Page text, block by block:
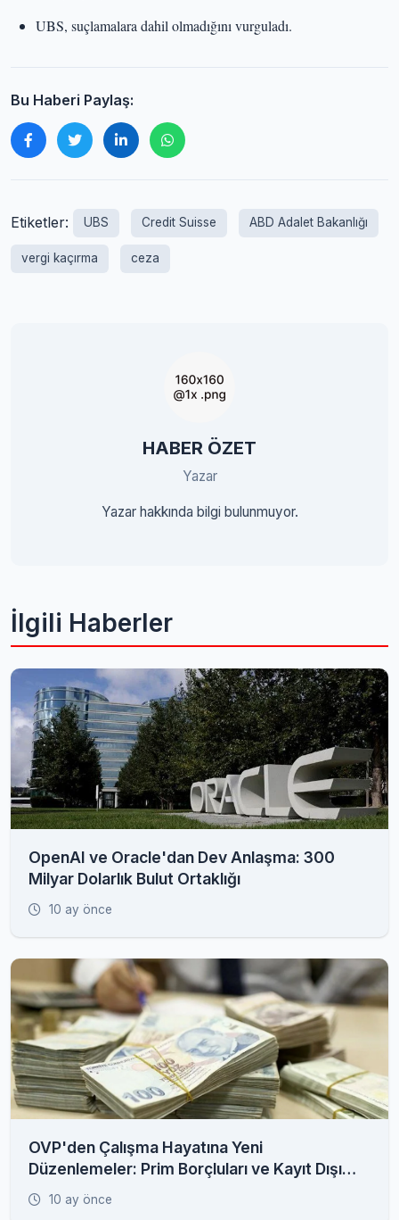
UBS, suçlamalara dahil olmadığını vurguladı.
Bu Haberi Paylaş:
Etiketler: UBS Credit Suisse ABD Adalet Bakanlığı
vergi kaçırma ceza
HABER ÖZET
Yazar
Yazar hakkında bilgi bulunmuyor.
İlgili Haberler
OpenAI ve Oracle'dan Dev Anlaşma: 300
Milyar Dolarlık Bulut Ortaklığı
10 ay önce
OVP'den Çalışma Hayatına Yeni
Düzenlemeler: Prim Borçluları ve Kayıt Dışı
İstihdam Radarda
10 ay önce